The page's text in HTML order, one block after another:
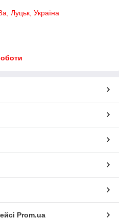
Луцьк, Україна
Prom.ua